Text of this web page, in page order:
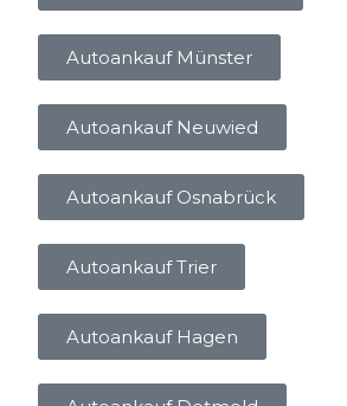
Autoankauf Münster
Autoankauf Neuwied
Autoankauf Osnabrück
Autoankauf Trier
Autoankauf Hagen